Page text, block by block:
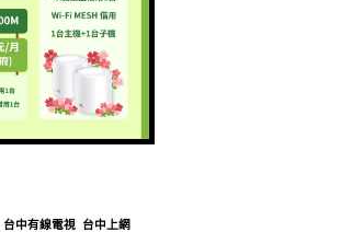
台中有線電視 台中上網